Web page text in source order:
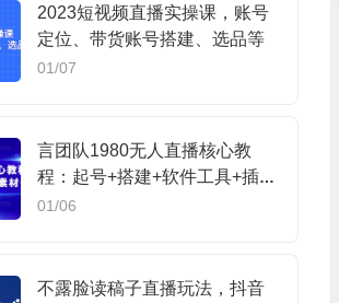
2023短视频直播实操课，账号
定位、带货账号搭建、选品等
01/07
言团队1980无人直播核心教
程：起号+搭建+软件工具+插件
+素材+话术等等
01/06
不露脸读稿子直播玩法，抖音